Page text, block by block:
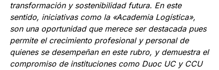
transformación y sostenibilidad futura. En este
sentido, iniciativas como la «Academia Logística»,
son una oportunidad que merece ser destacada pues
permite el crecimiento profesional y personal de
quienes se desempeñan en este rubro, y demuestra el
compromiso de instituciones como Duoc UC y CCU